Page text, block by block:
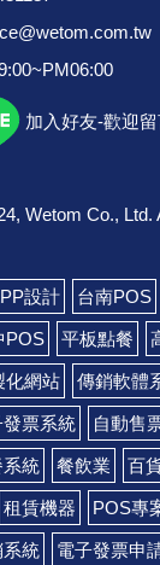
加入好友-歡迎
Wetom Co., Ltd.
設計 台南POS
POS 平板點餐
化網站 傳銷軟體
發票系統 自動售
統 餐飲業 百
租賃機器 POS專
統 電子發票申